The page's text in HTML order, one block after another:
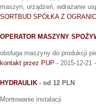
maszyn, urządzeń, wdrażanie
SORTBUD SPÓŁKA Z
OPERATOR MASZYNY
obsługa maszyny do produkcji
kontakt przez PUP - 2015-12-21 -
HYDRAULIK - od 12 PLN
Montowanie instalacji